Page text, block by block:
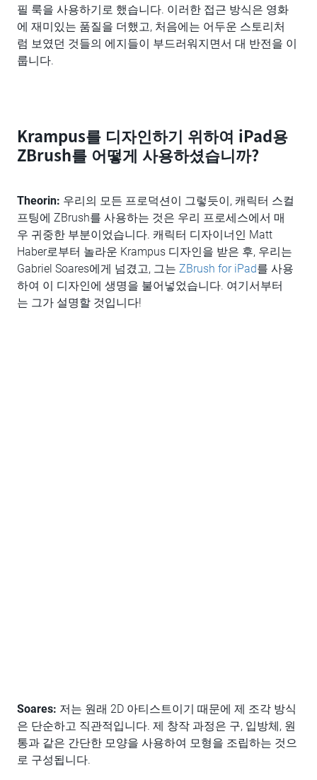
필 룩을 사용하기로 했습니다. 이러한 접근 방식은 영화
에 재미있는 품질을 더했고, 처음에는 어두운 스토리처
럼 보였던 것들의 에지들이 부드러워지면서 대 반전을 이
룹니다.
Krampus를 디자인하기 위하여 iPad용
ZBrush를 어떻게 사용하셨습니까?
Theorin: 우리의 모든 프로덕션이 그렇듯이, 캐릭터 스컬
프팅에 ZBrush를 사용하는 것은 우리 프로세스에서 매
우 귀중한 부분이었습니다. 캐릭터 디자이너인 Matt
Haber로부터 놀라운 Krampus 디자인을 받은 후, 우리는
Gabriel Soares에게 넘겼고, 그는 ZBrush for iPad를 사용
하여 이 디자인에 생명을 불어넣었습니다. 여기서부터
는 그가 설명할 것입니다!
Soares: 저는 원래 2D 아티스트이기 때문에 제 조각 방식
은 단순하고 직관적입니다. 제 창작 과정은 구, 입방체, 원
통과 같은 간단한 모양을 사용하여 모형을 조립하는 것으
로 구성됩니다.